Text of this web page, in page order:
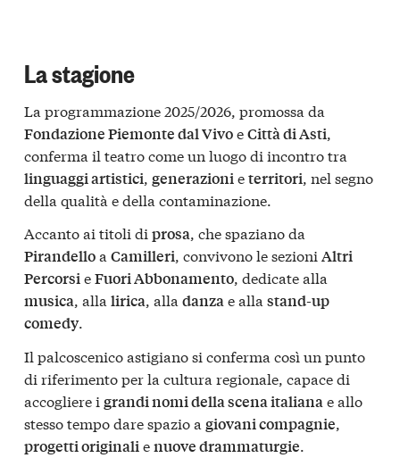
La stagione
La programmazione 2025/2026, promossa da
Fondazione Piemonte dal VivoeCittà di Asti,
conferma il teatro come un luogo di incontro tra
linguaggi artistici, generazionieterritori, nel segno
della qualità e della contaminazione.
Accanto ai titoli di prosa, che spaziano da
Pirandelloa Camilleri, convivono le sezioni Altri
PercorsieFuori Abbonamento, dedicate alla
musica, alla lirica, alla danzae alla stand-up
comedy.
Il palcoscenico astigiano si conferma così un punto
di riferimento per la cultura regionale, capace di
accogliere i grandi nomi della scena italianae allo
stesso tempo dare spazio a giovani compagnie,
progetti originalienuove drammaturgie.